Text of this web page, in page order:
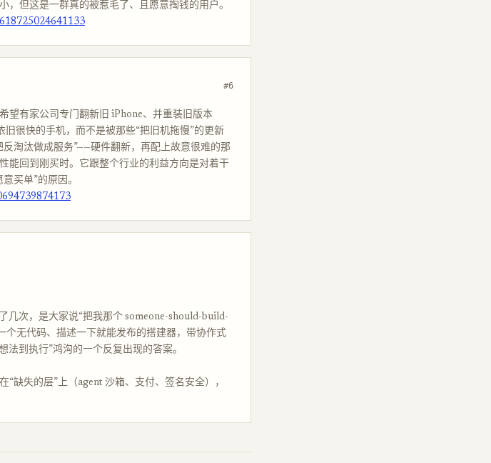
，但这是一群真的被惹毛了、且愿意掏钱的用户。
#6
望有家公司专门翻新旧 iPhone、并重装旧版本
很快的手机，而不是被那些“把旧机拖慢”的更新
淘汰做成服务”——硬件翻新，再配上故意很难的那
能回到刚买时。它跟整个行业的利益方向是对着干
买单”的原因。
次，是大家说“把我那个 someone-should-build-
无代码、描述一下就能发布的搭建器，带协作式
法到执行”鸿沟的一个反复出现的答案。
缺失的层”上（agent 沙箱、支付、签名安全），